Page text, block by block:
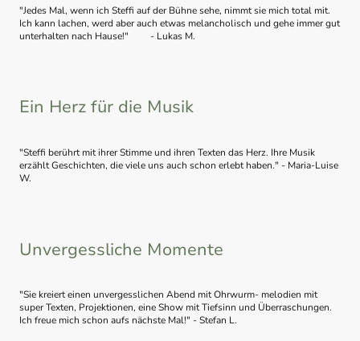
"Jedes Mal, wenn ich Steffi auf der Bühne sehe, nimmt sie mich total mit.
Ich kann lachen, werd aber auch etwas melancholisch und gehe immer gut
unterhalten nach Hause!" - Lukas M.
Ein Herz für die Musik
"Steffi berührt mit ihrer Stimme und ihren Texten das Herz. Ihre Musik
erzählt Geschichten, die viele uns auch schon erlebt haben." - Maria-Luise
W.
Unvergessliche Momente
"Sie kreiert einen unvergesslichen Abend mit Ohrwurm- melodien mit
super Texten, Projektionen, eine Show mit Tiefsinn und Überraschungen.
Ich freue mich schon aufs nächste Mal!" - Stefan L.